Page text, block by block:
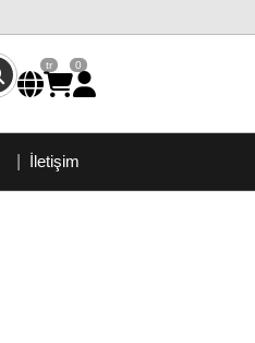
tr 0
İletişim